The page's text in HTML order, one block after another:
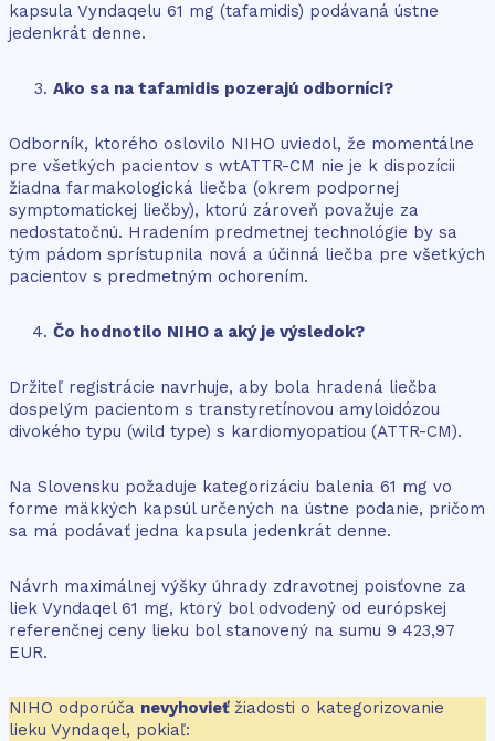
kapsula Vyndaqelu 61 mg (tafamidis) podávaná ústne
jedenkrát denne.
Ako sa na tafamidis pozerajú odborníci?
Odborník, ktorého oslovilo NIHO uviedol, že momentálne
pre všetkých pacientov s wtATTR-CM nie je k dispozícii
žiadna farmakologická liečba (okrem podpornej
symptomatickej liečby), ktorú zároveň považuje za
nedostatočnú. Hradením predmetnej technológie by sa
tým pádom sprístupnila nová a účinná liečba pre všetkých
pacientov s predmetným ochorením.
Čo hodnotilo NIHO a aký je výsledok?
Držiteľ registrácie navrhuje, aby bola hradená liečba
dospelým pacientom s transtyretínovou amyloidózou
divokého typu (wild type) s kardiomyopatiou (ATTR-CM).
Na Slovensku požaduje kategorizáciu balenia 61 mg vo
forme mäkkých kapsúl určených na ústne podanie, pričom
sa má podávať jedna kapsula jedenkrát denne.
Návrh maximálnej výšky úhrady zdravotnej poisťovne za
liek Vyndaqel 61 mg, ktorý bol odvodený od európskej
referenčnej ceny lieku bol stanovený na sumu 9 423,97
EUR.
NIHO odporúča nevyhovieť žiadosti o kategorizovanie
lieku Vyndaqel, pokiaľ: